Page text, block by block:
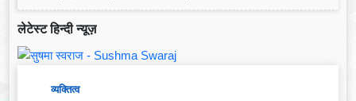
लेटेस्ट हिन्दी न्यूज़
व्यक्तित्व